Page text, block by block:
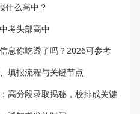
什么高中？
考头部高中
息你吃透了吗？2026可参考
填报流程与关键节点
高分段录取揭秘，校排成关键